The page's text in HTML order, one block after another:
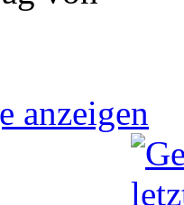
anzeigen